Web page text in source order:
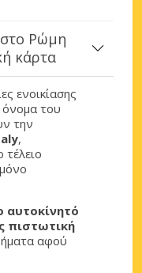
στο Ρώμη
κάρτα
ενοικίασης
όνομα του
την
,
τέλειο
αυτοκίνητό
πιστωτική
αφού